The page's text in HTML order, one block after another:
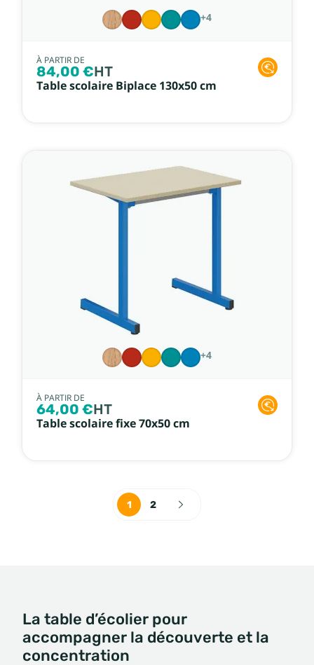
+4
À PARTIR DE
84,00 €HT
Table scolaire Biplace 130x50 cm
+4
À PARTIR DE
64,00 €HT
Table scolaire fixe 70x50 cm
1 2
La table d’écolier pour
accompagner la découverte et la
concentration